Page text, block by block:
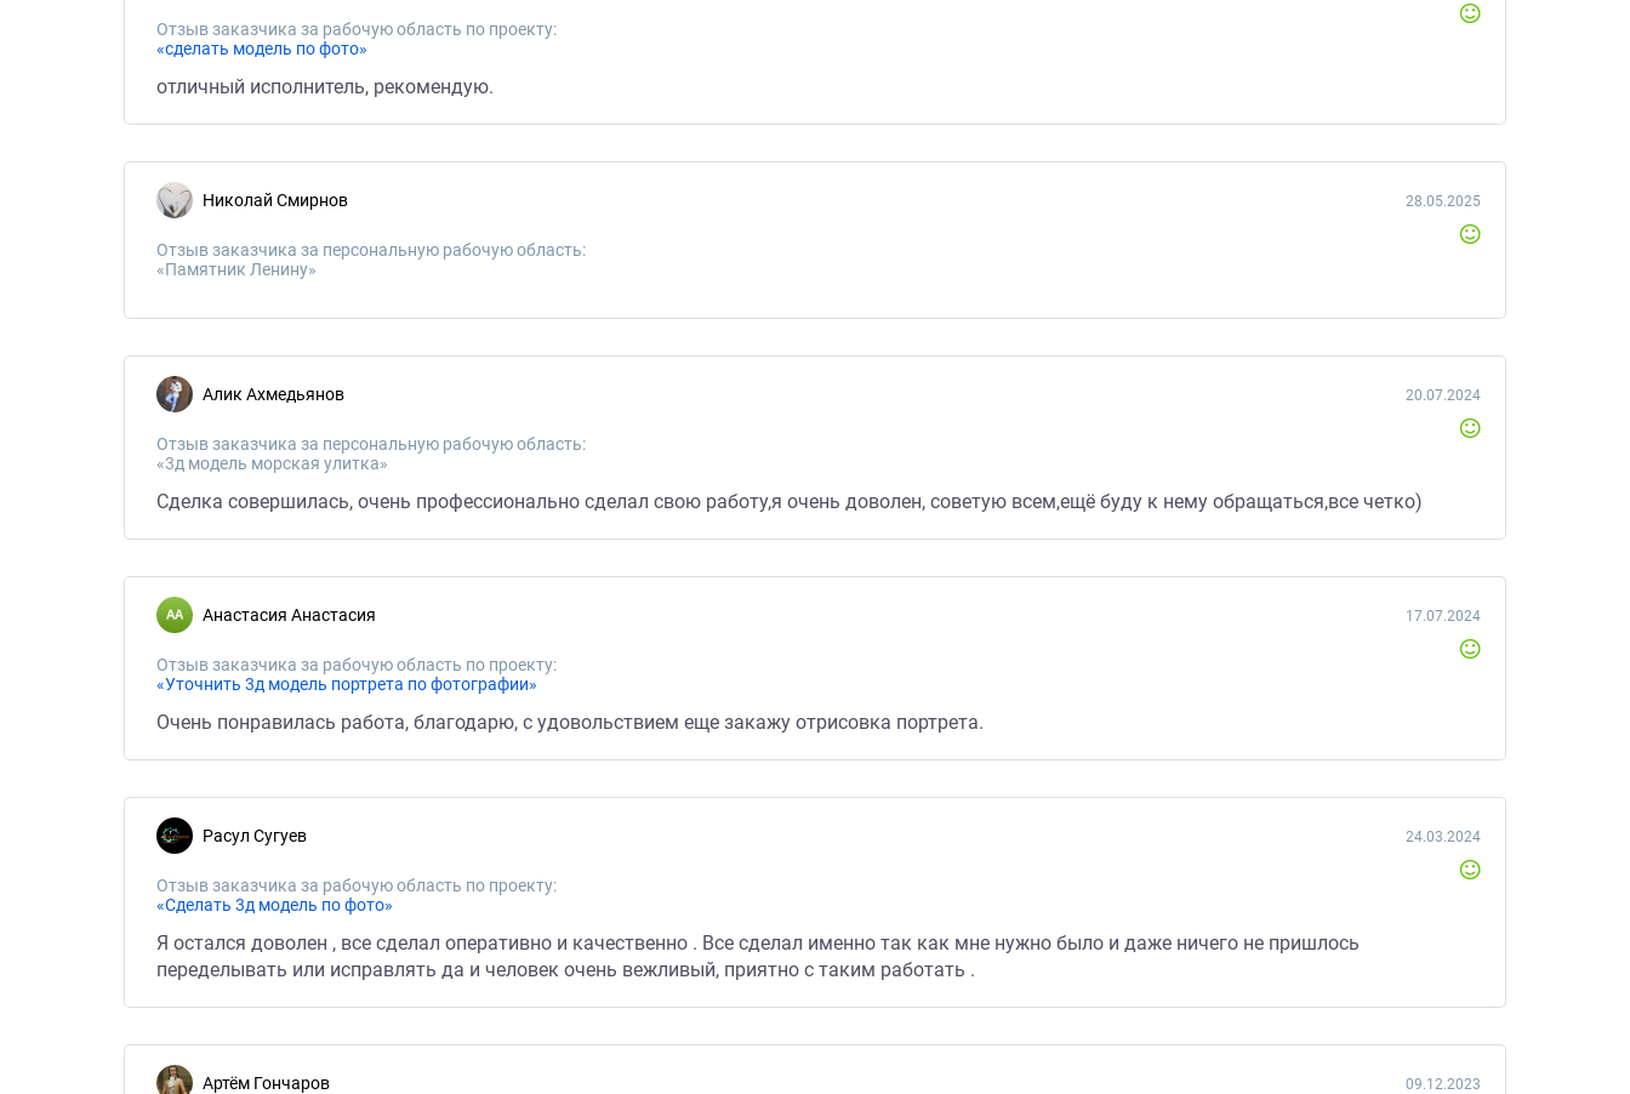
Отзыв заказчика за рабочую область по проекту:
«сделать модель по фото»
отличный исполнитель, рекомендую.
Николай Смирнов
Отзыв заказчика за персональную рабочую область:
«Памятник Ленину»
28.05.2025
Алик Ахмедьянов
Отзыв заказчика за персональную рабочую область:
«3д модель морская улитка»
20.07.2024
Сделка совершилась, очень профессионально сделал свою работу,я очень доволен, советую всем,ещё буду к нему обращаться,все четко)
Анастасия Анастасия
Отзыв заказчика за рабочую область по проекту:
«Уточнить 3д модель портрета по фотографии»
17.07.2024
Очень понравилась работа, благодарю, с удовольствием еще закажу отрисовка портрета.
Расул Сугуев
Отзыв заказчика за рабочую область по проекту:
«Сделать 3д модель по фото»
24.03.2024
Я остался доволен , все сделал оперативно и качественно . Все сделал именно так как мне нужно было и даже ничего не пришлось
переделывать или исправлять да и человек очень вежливый, приятно с таким работать .
Артём Гончаров 09.12.2023